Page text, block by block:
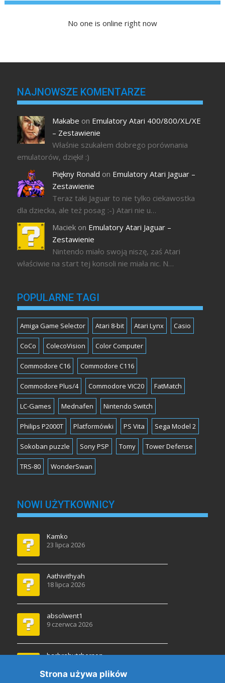
No one is online right now
NAJNOWSZE KOMENTARZE
Makabe on Emulatory Atari 400/800/XL/XE
– Zestawienie
Właśnie szukałem dobrego porównania
emulatorów, dzięki! :)
Piękny Ronald on Emulatory Atari Jaguar –
Zestawienie
Teraz taki Jaguar to nie tylko ciekawostka
dla dziecka, ale też posag :-) Atari nie u…
Maciek on Emulatory Atari Jaguar –
Zestawienie
Nintendo miało swoją niszę, zaś Atari
właściwie na start tej konsoli nie miała nic. N…
POPULARNE TAGI
Amiga Game Selector Atari 8-bit Atari Lynx Casio
CoCo ColecoVision Color Computer
Commodore C16 Commodore C116
Commodore Plus/4 Commodore VIC20 FatMatch
LC-Games Mednafen Nintendo Switch
Philips P2000T Platformówki PS Vita Sega Model 2
Sokoban puzzle Sony PSP Tomy Tower Defense
TRS-80 WonderSwan
NOWI UŻYTKOWNICY
Kamko
23 lipca 2026
Aathivithyah
18 lipca 2026
absolwent1
9 czerwca 2026
barbrahutcherson
Strona używa plików